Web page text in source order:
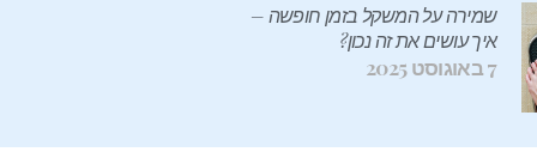
שמירה על המשקל בזמן חופשה –
איך עושים את זה נכון?
7 באוגוסט 2025